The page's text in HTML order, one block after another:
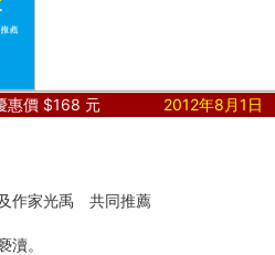
惠價 $168 元 2012年8月1日
作家光禹 共同推薦
瀆。